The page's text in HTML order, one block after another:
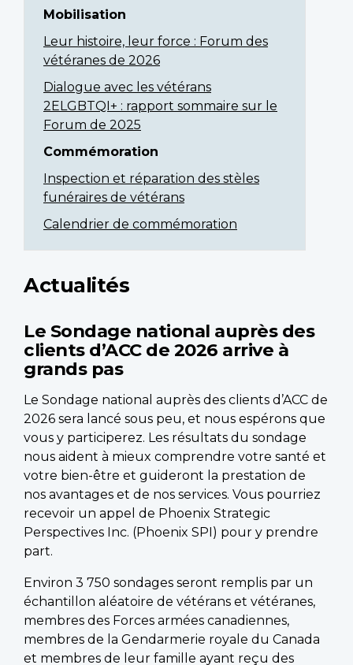
Mobilisation
Leur histoire, leur force : Forum des
vétéranes de 2026
Dialogue avec les vétérans
2ELGBTQI+ : rapport sommaire sur le
Forum de 2025
Commémoration
Inspection et réparation des stèles
funéraires de vétérans
Calendrier de commémoration
Actualités
Le Sondage national auprès des
clients d’ACC de 2026 arrive à
grands pas
Le Sondage national auprès des clients d’ACC de
2026 sera lancé sous peu, et nous espérons que
vous y participerez. Les résultats du sondage
nous aident à mieux comprendre votre santé et
votre bien-être et guideront la prestation de
nos avantages et de nos services. Vous pourriez
recevoir un appel de Phoenix Strategic
Perspectives Inc. (Phoenix SPI) pour y prendre
part.
Environ 3 750 sondages seront remplis par un
échantillon aléatoire de vétérans et vétéranes,
membres des Forces armées canadiennes,
membres de la Gendarmerie royale du Canada
et membres de leur famille ayant reçu des